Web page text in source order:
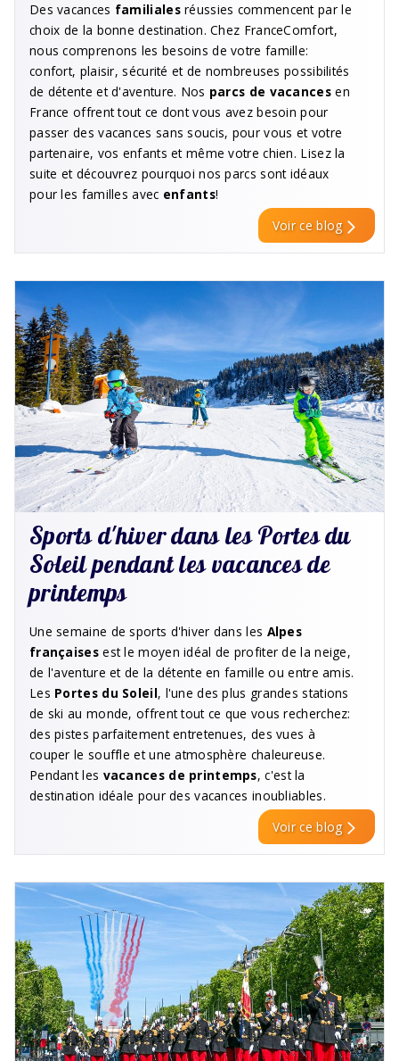
Des vacances familialesréussies commencent par le
choix de la bonne destination. Chez FranceComfort,
nous comprenons les besoins de votre famille:
confort, plaisir, sécurité et de nombreuses possibilités
de détente et d'aventure. Nos parcs de vacancesen
France offrent tout ce dont vous avez besoin pour
passer des vacances sans soucis, pour vous et votre
partenaire, vos enfants et même votre chien. Lisez la
suite et découvrez pourquoi nos parcs sont idéaux
pour les familles avec enfants!
Voir ce blog
Sports d'hiver dans les Portes du
Soleil pendant les vacances de
printemps
Une semaine de sports d'hiver dans les Alpes
françaisesest le moyen idéal de profiter de la neige,
de l'aventure et de la détente en famille ou entre amis.
Les Portes du Soleil, l'une des plus grandes stations
de ski au monde, offrent tout ce que vous recherchez:
des pistes parfaitement entretenues, des vues à
couper le souffle et une atmosphère chaleureuse.
Pendant les vacances de printemps, c'est la
destination idéale pour des vacances inoubliables.
Voir ce blog